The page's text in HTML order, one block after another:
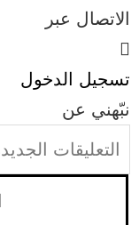
الاتصال عبر
تسجيل الدخول
نبّهني عن